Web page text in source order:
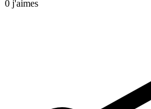
0 j'aimes